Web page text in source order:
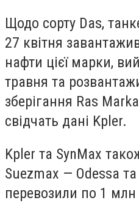
Щодо сорту Das,
27 квітня
нафти цієї марки,
травня та
зберігання Ras
свідчать дані Kpler.
Kpler та ⁠SynMax
Suezmax — Odessa
перевозили по 1 млн